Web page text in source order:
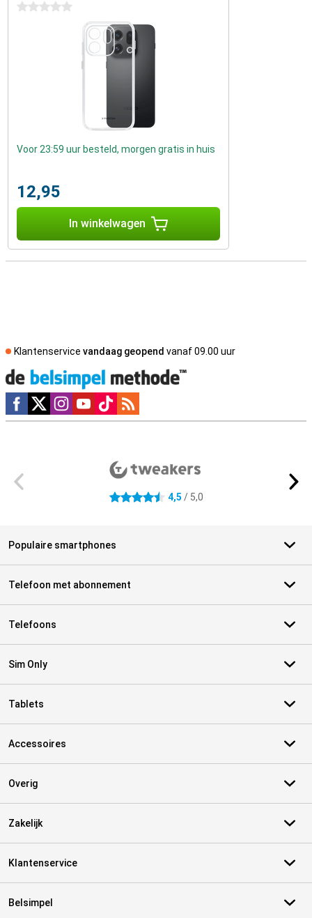
0 sterren
Voor 23:59 uur besteld, morgen gratis in huis
12,95
In winkelwagen
Klantenservice vandaag geopend vanaf 09.00 uur
Social media
4.5 sterren 4,5 / 5,0
Populaire smartphones
Telefoon met abonnement
Telefoons
Sim Only
Tablets
Accessoires
Overig
Zakelijk
Klantenservice
Belsimpel